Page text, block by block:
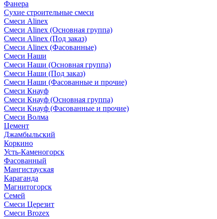
Фанера
Сухие строительные смеси
Смеси Alinex
Смеси Alinex (Основная группа)
Смеси Alinex (Под заказ)
Смеси Alinex (Фасованные)
Смеси Наши
Смеси Наши (Основная группа)
Смеси Наши (Под заказ)
Смеси Наши (Фасованные и прочие)
Смеси Кнауф
Смеси Кнауф (Основная группа)
Смеси Кнауф (Фасованные и прочие)
Смеси Волма
Цемент
Джамбыльский
Коркино
Усть-Каменогорск
Фасованный
Мангистауская
Караганда
Магнитогорск
Семей
Смеси Церезит
Смеси Brozex